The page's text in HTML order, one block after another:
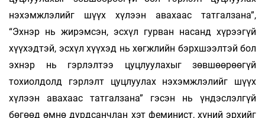
нэхэмжлэлийг шүүх хүлээн авахаас татгалзана”,
“Эхнэр нь жирэмсэн, эсхүл гурван насанд хүрээгүй
хүүхэдтэй, эсхүл хүүхэд нь хөгжлийн бэрхшээлтэй бол
эхнэр нь гэрлэлтээ цуцлуулахыг зөвшөөрөөгүй
тохиолдолд гэрлэлт цуцлуулах нэхэмжлэлийг шүүх
хүлээн авахаас татгалзана” гэсэн нь үндэслэлгүй
бөгөөд өмнө дурдсанчлан хэт феминист, хүний эрхийг